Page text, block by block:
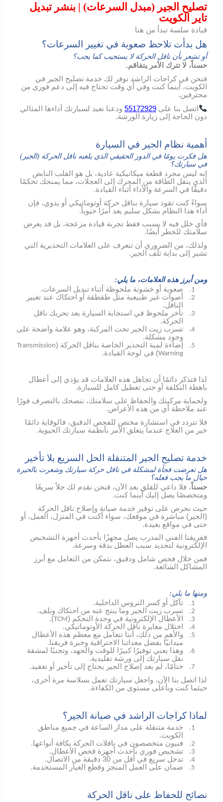
تصليح الجير (مبدل السرعات) | بنشر تبديل
تاير الكويت
قيادة سلسة تبدأ من هنا
هل بدأت تلاحظ صعوبة في تغيير السرعات؟
أو تشعر بأن ناقل الحركة لا يستجيب كما يجب؟
حسناً، لا تترك الأمر يتفاقم.
فنحن في كراجات الراشد نوفر لك خدمة تصليح الجير في
الكويت، أينما كنت وفي أي وقت تحتاج فيه إلى دعم فوري من
محترفين.
اتصل بنا على55172929 ودعنا نعيد لسيارتك أداءها
المثالي
دون
الحاجة إلى زيارة الورشة.
أهمية نظام الجير في السيارة
هل فكرت يومًا في الدور الحقيقي الذي يلعبه ناقل الحركة (الجير)
في سيارتك؟
إنه ليس مجرد قطعة ميكانيكية عادية، بل هو القلب النابض
الذي ينقل الطاقة من المحرك إلى العجلات، مما يمنحك تحكمًا
دقيقًا في السرعة والأداء أثناء القيادة.
سواءً كنت تقود سيارة بناقل حركة أوتوماتيكي أو يدوي، فإن
أداء هذا النظام بشكل سليم يعد أمرًا حيوياً.
فأي خلل فيه لا يسبب فقط تجربة قيادة مزعجة، بل قد يعرض
سلامتك للخطر أيضًا.
ولذلك، من الضروري أن تتعرف على العلامات التحذيرية التي
تشير إلى بداية تلف الجير.
ومن أبرز هذه العلامات، ما يلي:
1. صعوبة أو خشونة ملحوظة أثناء تبديل السرعات.
2.
أصوات غير طبيعية مثل طقطقة أو احتكاك عند تغيير
الناقل.
3.
تأخر ملحوظ في استجابة السيارة بعد تحريك ناقل
الحركة.
4.
تسرب زيت الجير تحت المركبة، وهو علامة واضحة على
وجود مشكلة.
5. إضاءة لمبة التحذير الخاصة بناقل الحركة (Transmission
Warning) في لوحة القيادة.
لذا فتذكر دائمًا أن تجاهل هذه العلامات قد يؤدي إلى أعطال
باهظة التكلفة أو حتى تعطيل كامل للسيارة.
ولحماية مركبتك والحفاظ على سلامتك، ننصحك بالتصرف فورًا
عند ملاحظة أي من هذه الأعراض.
فلا تتردد في استشارة مختص للفحص الدقيق، فالوقاية دائمًا
خير من العلاج عندما يتعلق الأمر بأنظمة سيارتك الحيوية.
خدمة تصليح الجير المتنقلة الحل السريع بلا تأخير
هل تعرضت فجأة لمشكلة في ناقل حركة سيارتك وشعرت بالحيرة
حيال ما يجب فعله؟
حسناً، فلا داعي للقلق بعد الآن، فنحن نقدم لك حلاً سريعًا
ومتخصصًا يصل إليك أينما كنت.
حيث نحرص على توفير خدمة صيانة وإصلاح ناقل الحركة
(الجير) مباشرة في موقعك، سواء أكنت في المنزل، العمل، أو
حتى في مواقع بعيدة.
ففريقنا الفني المدرب يصل مجهزًا بأحدث أجهزة التشخيص
الإلكترونية لتحديد سبب العطل بدقة وسرعة.
فمن خلال فحص شامل ودقيق، نتمكن من التعامل مع أبرز
المشاكل الشائعة.
ومنها ما يلي:
1. تآكل أو كسر التروس الداخلية.
2. تسرب زيت الجير وما ينتج عنه من احتكاك وتلف.
3. الأعطال الإلكترونية في وحدة التحكم (TCM
).
4. اختلال معايرة ناقل الحركة الأوتوماتيكي.
5.
والأهم من ذلك، أننا نتعامل مع معظم هذه الأعطال
ميدانيًا بفضل معداتنا الاحترافية وخبرة فريقنا.
6.
وهذا يعني توفيرًا كبيرًا للوقت والجهد، وتجنبًا لمشقة
نقل سيارتك إلى ورشة تقليدية.
7.
ختامًا، لم يعد إصلاح الجير يحتاج إلى تأخير أو تعقيد.
لذا اتصل بنا الآن، واجعل سيارتك تعمل بسلاسة مرة أخرى،
حيثما كنت وبأعلى مستوى من الكفاءة.
لماذا كراجات الراشد في صيانة الجير؟
1.
خدمة متنقلة على مدار الساعة في جميع مناطق
الكويت.
2. فنيون متخصصون في ناقلات الحركة بكافة أنواعها.
3. تشخيص فوري بأحدث أجهزة فحص الأعطال.
4. تدخل سريع في أقل من 30 دقيقة من الاتصال.
5. ضمان على العمل المنجز وقطع الغيار المستخدمة.
نصائح للحفاظ على ناقل الحركة